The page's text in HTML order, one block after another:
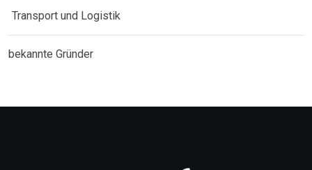
Transport und Logistik
bekannte Gründer